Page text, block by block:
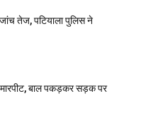
जांच तेज, पटियाला पुलिस ने
मारपीट, बाल पकड़कर सड़क पर